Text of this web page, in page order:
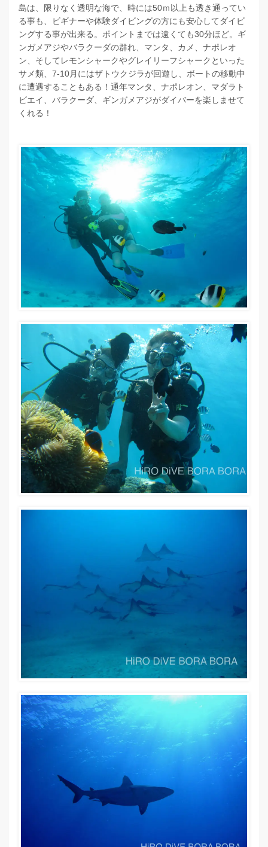
島は、限りなく透明な海で、時には50ｍ以上も透き通ってい
る事も、ビギナーや体験ダイビングの方にも安心してダイビ
ングする事が出来る。ポイントまでは遠くても30分ほど。ギ
ンガメアジやバラクーダの群れ、マンタ、カメ、ナポレオ
ン、そしてレモンシャークやグレイリーフシャークといった
サメ類、7-10月にはザトウクジラが回遊し、ボートの移動中
に遭遇することもある！通年マンタ、ナポレオン、マダラト
ビエイ、バラクーダ、ギンガメアジがダイバーを楽しませて
くれる！